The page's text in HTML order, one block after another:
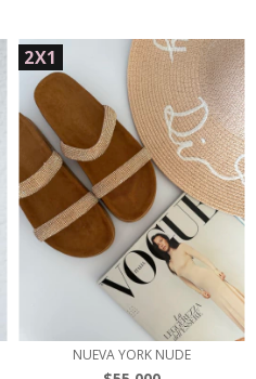
2X1
NUEVA YORK NUDE